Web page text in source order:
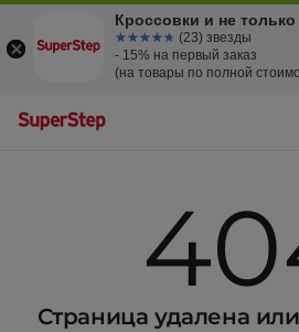
Страница удалена
Кроссовки и не только
☆☆☆☆☆
★★★★★ (23) звезды
- 15% на первый заказ
(на товары по полной